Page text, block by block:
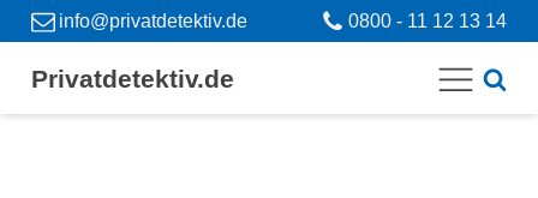
info@privatdetektiv.de 0800 - 11 12 13 14
Privatdetektiv.de